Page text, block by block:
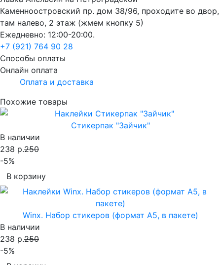
Каменноостровский пр. дом 38/96, проходите во двор,
там налево, 2 этаж (жмем кнопку 5)
Ежедневно: 12:00-20:00.
+7 (921) 764 90 28
Способы оплаты
Онлайн оплата
Оплата и доставка
Похожие товары
Стикерпак "Зайчик"
В наличии
238 р.250
-5%
В корзину
Winx. Набор стикеров (формат А5, в пакете)
В наличии
238 р.250
-5%